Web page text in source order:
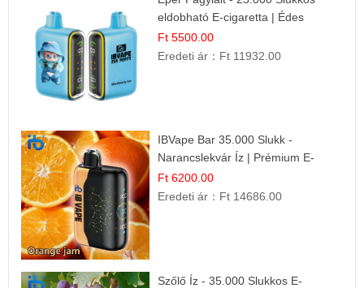
eldobható E-cigaretta | Édes
Desszert Íz
Ft 5500.00
Eredeti ár： Ft 11932.00
IBVape Bar 35.000 Slukk -
Narancslekvár Íz | Prémium E-
cigaretta
Ft 6200.00
Eredeti ár： Ft 14686.00
Szőlő Íz - 35.000 Slukkos E-